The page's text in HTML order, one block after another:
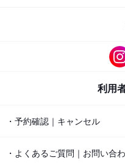
利用
・予約確認｜キャンセル
・よくあるご質問｜お問い合